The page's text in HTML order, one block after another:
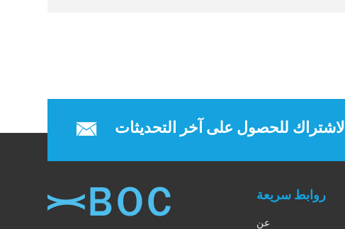
الاشتراك للحصول على آخر التحديثات
روابط سريعة
عن